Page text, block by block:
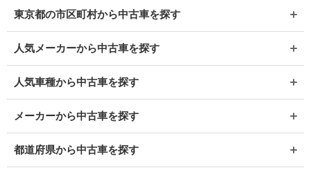
東京都の市区町村から中古車を探す
人気メーカーから中古車を探す
人気車種から中古車を探す
メーカーから中古車を探す
都道府県から中古車を探す